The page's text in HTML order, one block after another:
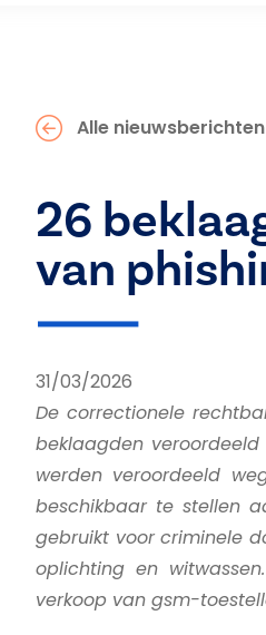
Alle nieuwsberichten
26
van
31/03/2026
De correctionele
beklaagden
werden veroordeeld
beschikbaar te stellen
gebruikt voor criminele
oplichting en witwassen.
verkoop van gsm-